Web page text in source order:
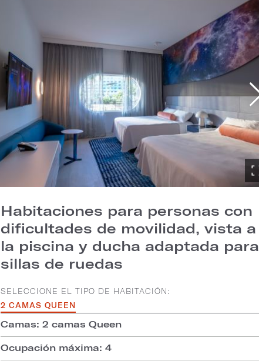
Habitaciones para personas con
dificultades de movilidad, vista a
la piscina y ducha adaptada para
sillas de ruedas
SELECCIONE EL TIPO DE HABITACIÓN:
2 CAMAS QUEEN
Camas: 2 camas Queen
Ocupación máxima: 4